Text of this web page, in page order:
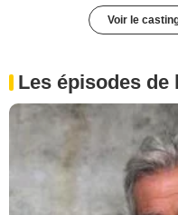
Voir le
Les épisodes de